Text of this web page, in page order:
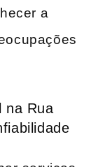
a⁢
na Rua